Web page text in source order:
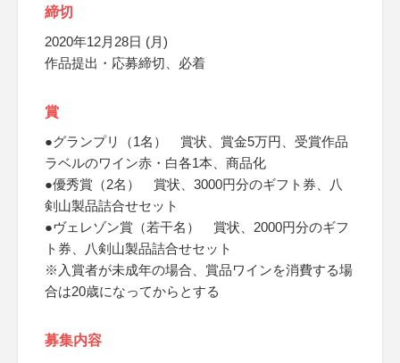
締切
2020年12月28日 (月)
作品提出・応募締切、必着
賞
●グランプリ（1名） 賞状、賞金5万円、受賞作品
ラベルのワイン赤・白各1本、商品化
●優秀賞（2名） 賞状、3000円分のギフト券、八
剣山製品詰合せセット
●ヴェレゾン賞（若干名） 賞状、2000円分のギフ
ト券、八剣山製品詰合せセット
※入賞者が未成年の場合、賞品ワインを消費する場
合は20歳になってからとする
募集内容